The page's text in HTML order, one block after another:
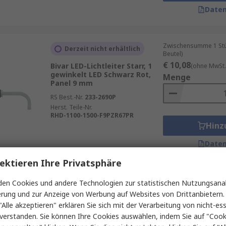
Derzeit nicht erhältlich
Bivar LED-Lichtleiter Starr, 1
gewinkelt LED Schwarz Rot,
Panel 9 mm
RS Best.-Nr. 233-2690P
Herst. Teile-Nr.
RHD-1100-1500-F9PZR67PR
Zwischensumme 1
Beutel)
€ 10,08(ohne
Menge
Derzeit nicht erhältlich
Bivar LED-Lichtleiter Starr, 1
gewinkelt LED Schwarz Rot,
Panel 9 mm
Zwischensumme (1
€ 10,02(ohne
Menge
Ihre Privatsphäre
Cookies und andere Technologien zur statistischen
und zur Anzeige von Werbung auf Websites von
akzeptieren" erklären Sie sich mit der Verarbeitung von nicht-
Sie können Ihre Cookies auswählen, indem Sie auf